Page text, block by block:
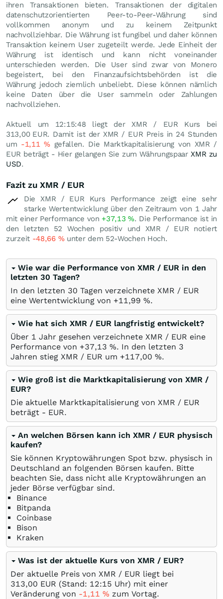
ihren Transaktionen bieten. Transaktionen der digitalen
datenschutzorientierten Peer-to-Peer-Währung sind
vollkommen anonym und zu keinem Zeitpunkt
nachvollziehbar. Die Währung ist fungibel und daher können
Transaktion keinem User zugeteilt werde. Jede Einheit der
Währung ist identisch und kann nicht voneinander
unterschieden werden. Die User sind zwar von Monero
begeistert, bei den Finanzaufsichtsbehörden ist die
Währung jedoch ziemlich unbeliebt. Diese können nämlich
keine Daten über die User sammeln oder Zahlungen
nachvollziehen.
Aktuell um 12:15:48 liegt der XMR / EUR Kurs bei
313,00 EUR. Damit ist der XMR / EUR Preis in 24 Stunden
um -1,11%gefallen. Die Marktkapitalisierung von XMR /
EUR beträgt - Hier gelangen Sie zum WährungspaarXMR zu
USD.
Fazit zu XMR / EUR
Die XMR / EUR Kurs Performance zeigt eine sehr
starke Wertentwicklung über den Zeitraum von 1 Jahr
mit einer Performance von +37,13%. Die Performance ist in
den letzten 52 Wochen positiv und XMR / EUR notiert
zurzeit -48,66 %unter dem 52-Wochen Hoch.
Wie war die Performance von XMR / EUR in den
letzten 30 Tagen?
In den letzten 30 Tagen verzeichnete XMR / EUR
eine Wertentwicklung von +11,99 %.
Wie hat sich XMR / EUR langfristig entwickelt?
Über 1 Jahr gesehen verzeichnete XMR / EUR eine
Performance von +37,13 %. In den letzten 3
Jahren stieg XMR / EUR um +117,00 %.
Wie groß ist die Marktkapitalisierung von XMR /
EUR?
Die aktuelle Marktkapitalisierung von XMR / EUR
beträgt - EUR.
An welchen Börsen kann ich XMR / EUR physisch
kaufen?
Sie können Kryptowährungen Spot bzw. physisch in
Deutschland an folgenden Börsen kaufen. Bitte
beachten Sie, dass nicht alle Kryptowährungen an
jeder Börse verfügbar sind.
Binance
Bitpanda
Coinbase
Bison
Kraken
Was ist der aktuelle Kurs von XMR / EUR?
Der aktuelle Preis von XMR / EUR liegt bei
313,00 EUR (Stand: 12:15 Uhr) mit einer
Veränderung von -1,11 % zum Vortag.